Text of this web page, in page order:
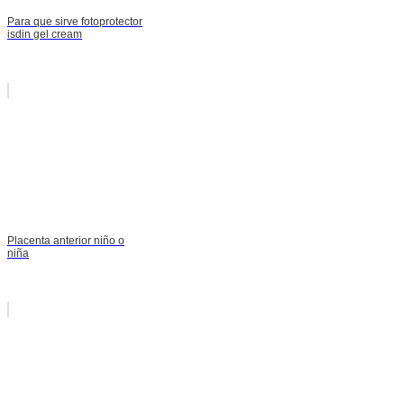
Para que sirve fotoprotector
isdin gel cream
Placenta anterior niño o
niña